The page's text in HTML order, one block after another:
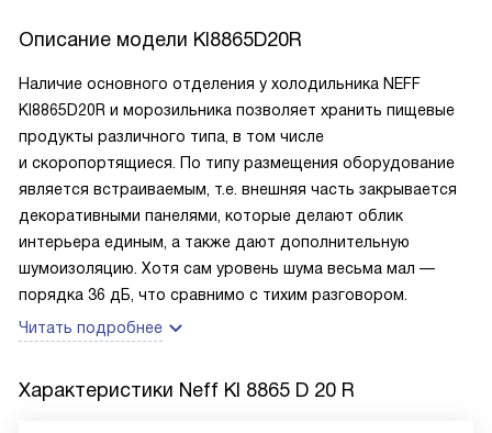
Описание модели KI8865D20R
Наличие основного отделения у холодильника NEFF
KI8865D20R и морозильника позволяет хранить пищевые
продукты различного типа, в том числе
и скоропортящиеся. По типу размещения оборудование
является встраиваемым, т.е. внешняя часть закрывается
декоративными панелями, которые делают облик
интерьера единым, а также дают дополнительную
шумоизоляцию. Хотя сам уровень шума весьма мал —
порядка 36 дБ, что сравнимо с тихим разговором.
Читать подробнее
Характеристики Neff KI 8865 D 20 R